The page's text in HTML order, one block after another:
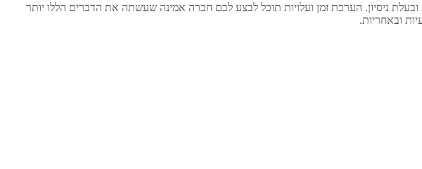
ניסיון. הערכת זמן ועלויות תוכל לבצע לכם חברה אמינה שעשתה את הדברים הללו יותר
ובאחריות.